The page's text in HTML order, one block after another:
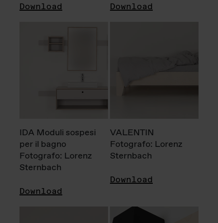
Download Download
IDA Moduli sospesi
per il bagno
Fotografo: Lorenz
Sternbach
Download
VALENTIN
Fotografo: Lorenz
Sternbach
Download